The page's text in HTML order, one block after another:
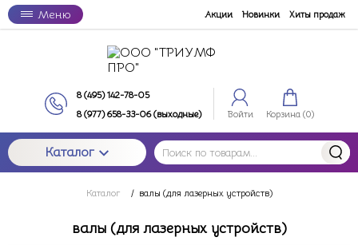
Меню Акции Новинки Хиты продаж
8 (495) 142-78-05
8 (977) 658-33-06 (выходные)
Войти Корзина (0)
Каталог
Каталог / валы (для лазерных устройств)
валы (для лазерных устройств)